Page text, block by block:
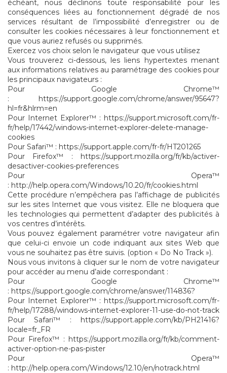
échéant, nous déclinons toute responsabilité pour les
conséquences liées au fonctionnement dégradé de nos
services résultant de l’impossibilité d’enregistrer ou de
consulter les cookies nécessaires à leur fonctionnement et
que vous auriez refusés ou supprimés.
Exercez vos choix selon le navigateur que vous utilisez
Vous trouverez ci-dessous, les liens hypertextes menant
aux informations relatives au paramétrage des cookies pour
les principaux navigateurs :
Pour Google Chrome™
: https://support.google.com/chrome/answer/95647?
hl=fr&hlrm=en
Pour Internet Explorer™ : https://support.microsoft.com/fr-
fr/help/17442/windows-internet-explorer-delete-manage-
cookies
Pour Safari™ : https://support.apple.com/fr-fr/HT201265
Pour Firefox™ : https://support.mozilla.org/fr/kb/activer-
desactiver-cookies-preferences
Pour Opera™
: http://help.opera.com/Windows/10.20/fr/cookies.html
Cette procédure n’empêchera pas l’affichage de publicités
sur les sites Internet que vous visitez. Elle ne bloquera que
les technologies qui permettent d’adapter des publicités à
vos centres d’intérêts.
Vous pouvez également paramétrer votre navigateur afin
que celui-ci envoie un code indiquant aux sites Web que
vous ne souhaitez pas être suivis. (option « Do No Track »).
Nous vous invitons à cliquer sur le nom de votre navigateur
pour accéder au menu d’aide correspondant :
Pour Google Chrome™
: https://support.google.com/chrome/answer/114836?
Pour Internet Explorer™ : https://support.microsoft.com/fr-
fr/help/17288/windows-internet-explorer-11-use-do-not-track
Pour Safari™ : https://support.apple.com/kb/PH21416?
locale=fr_FR
Pour Firefox™ : https://support.mozilla.org/fr/kb/comment-
activer-option-ne-pas-pister
Pour Opera™
: http://help.opera.com/Windows/12.10/en/notrack.html